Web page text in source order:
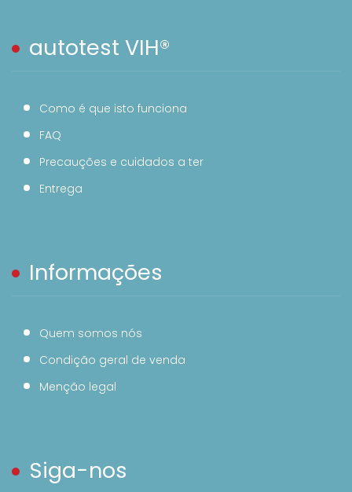
autotest VIH®
Como é que isto funciona
FAQ
Precauções e cuidados a ter
Entrega
Informações
Quem somos nós
Condição geral de venda
Menção legal
Siga-nos